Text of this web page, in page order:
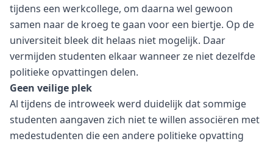
tijdens een werkcollege, om daarna wel gewoon
samen naar de kroeg te gaan voor een biertje. Op de
universiteit bleek dit helaas niet mogelijk. Daar
vermijden studenten elkaar wanneer ze niet dezelfde
politieke opvattingen delen.
Geen veilige plek
Al tijdens de introweek werd duidelijk dat sommige
studenten aangaven zich niet te willen associëren met
medestudenten die een andere politieke opvatting